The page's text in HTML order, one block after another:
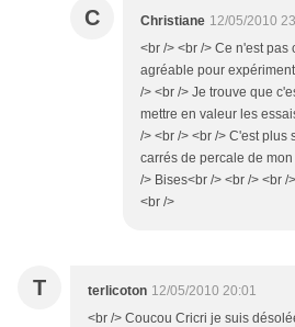
C Christiane 12/05/2010
<br /> <br /> Ce n'est
agréable pour
/> <br /> Je trouve que
mettre en valeur les
/> <br /> <br /> C'est plus
carrés de percale de
/> Bises<br /> <br /> <br /
<br />
T terlicoton 12/05/2010 20:01
<br /> Coucou Cricri je suis